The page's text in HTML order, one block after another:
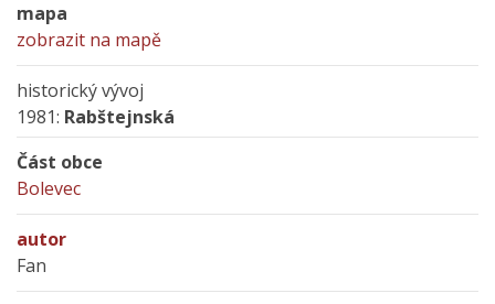
mapa
zobrazit na mapě
historický vývoj
1981: Rabštejnská
Část obce
Bolevec
autor
Fan